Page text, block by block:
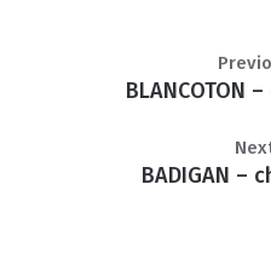
BLANCOTON
BADIGAN –